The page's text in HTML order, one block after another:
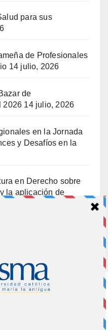
para sus
de Profesionales
14 julio, 2026
de
2026 14 julio, 2026
en la Jornada
y Desafíos en la
en Derecho sobre
la aplicación de